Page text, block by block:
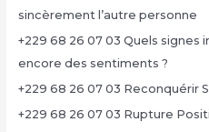
sincèrement l’autre personne
+229 68 26 07 03 Quels signes
encore des sentiments ?
+229 68 26 07 03 Reconquérir
+229 68 26 07 03 Rupture